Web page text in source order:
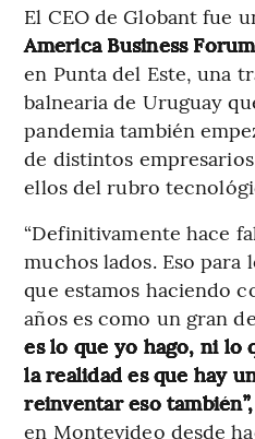
El CEO de Globant fue
America Business
en Punta del Este, una
balnearia de Uruguay
pandemia también
de distintos
ellos del rubro
“Definitivamente hace
muchos lados. Eso para
que estamos haciendo
años es como un gran
es lo que yo hago, ni lo
la realidad es que hay
reinventar eso
en Montevideo desde